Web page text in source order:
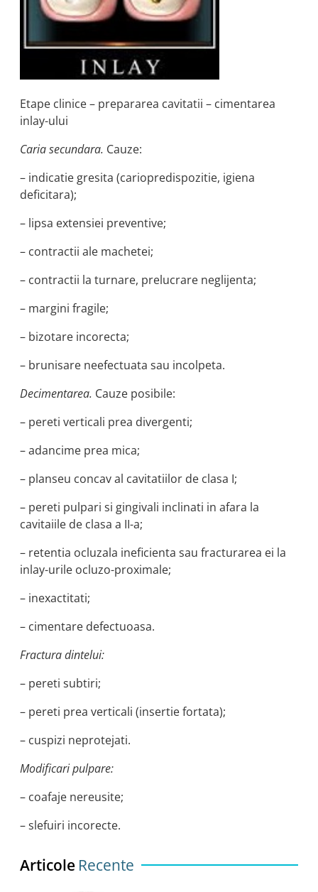
Etape clinice – prepararea cavitatii – cimentarea
inlay-ului
Caria secundara. Cauze:
– indicatie gresita (cariopredispozitie, igiena
deficitara);
– lipsa extensiei preventive;
– contractii ale machetei;
– contractii la turnare, prelucrare neglijenta;
– margini fragile;
– bizotare incorecta;
– brunisare neefectuata sau incolpeta.
Decimentarea. Cauze posibile:
– pereti verticali prea divergenti;
– adancime prea mica;
– planseu concav al cavitatiilor de clasa I;
– pereti pulpari si gingivali inclinati in afara la
cavitaiile de clasa a II-a;
– retentia ocluzala ineficienta sau fracturarea ei la
inlay-urile ocluzo-proximale;
– inexactitati;
– cimentare defectuoasa.
Fractura dintelui:
– pereti subtiri;
– pereti prea verticali (insertie fortata);
– cuspizi neprotejati.
Modificari pulpare:
– coafaje nereusite;
– slefuiri incorecte.
Articole Recente